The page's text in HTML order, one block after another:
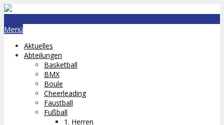
Menü
Aktuelles
Abteilungen
Basketball
BMX
Boule
Cheerleading
Faustball
Fußball
1. Herren